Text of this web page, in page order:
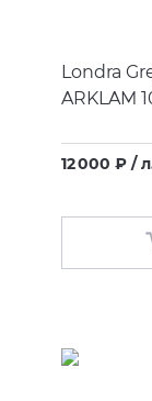
Londra
ARKLAM
12 000 ₽ /